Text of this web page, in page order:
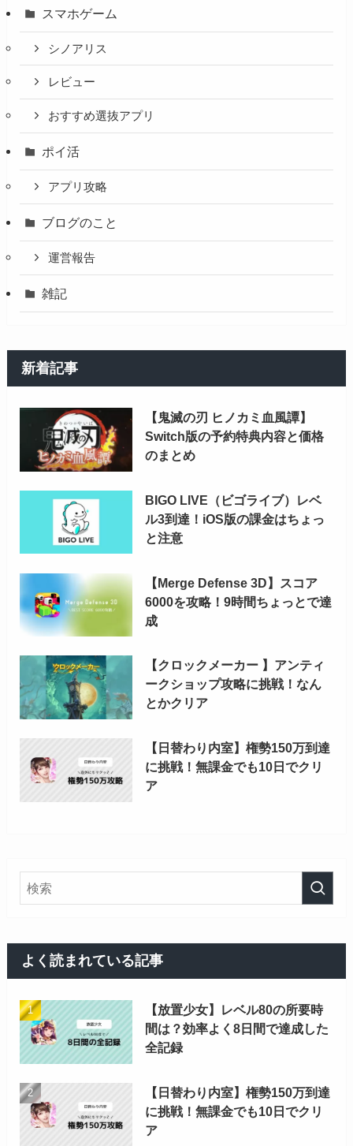
スマホゲーム
シノアリス
レビュー
おすすめ選抜アプリ
ポイ活
アプリ攻略
ブログのこと
運営報告
雑記
新着記事
【鬼滅の刃 ヒノカミ血風譚】
Switch版の予約特典内容と価格
のまとめ
BIGO LIVE（ビゴライブ）レベ
ル3到達！iOS版の課金はちょっ
と注意
【Merge Defense 3D】スコア
6000を攻略！9時間ちょっとで達
成
【クロックメーカー 】アンティ
ークショップ攻略に挑戦！なん
とかクリア
【日替わり内室】権勢150万到達
に挑戦！無課金でも10日でクリ
ア
よく読まれている記事
【放置少女】レベル80の所要時
間は？効率よく8日間で達成した
全記録
【日替わり内室】権勢150万到達
に挑戦！無課金でも10日でクリ
ア